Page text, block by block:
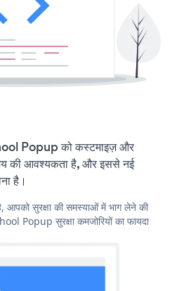
Popup को कस्टमाइज़ और
की आवश्यकता है, और इससे नई
है।
सुरक्षा की समस्याओं में भाग लेने की
Popup सुरक्षा कमजोरियों का फायदा